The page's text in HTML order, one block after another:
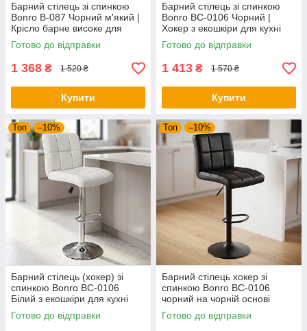
Барний стілець зі спинкою
Bonro B-087 Чорний м'який |
Крісло барне високе для
кухні кафе та бару
Готово до відправки
1 368 ₴ 1 520 ₴
Купити
Барний стілець зі спинкою
Bonro BC-0106 Чорний |
Хокер з екошкіри для кухні
бару та салону краси
Готово до відправки
1 413 ₴ 1 570 ₴
Купити
Топ –10%
Барний стілець (хокер) зі
спинкою Bonro BC-0106
Білий з екошкіри для кухні
кафе та салону
Готово до відправки
Топ –10%
Барний стілець хокер зі
спинкою Bonro BC-0106
чорний на чорній основі
(екошкіра для кухні бару
салону)
Готово до відправки